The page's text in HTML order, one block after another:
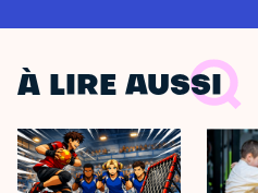
À LIRE AUSSI